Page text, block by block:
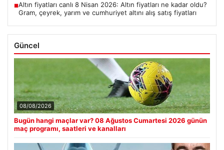
■Altın fiyatları canlı 8 Nisan 2026: Altın fiyatları ne kadar oldu?
Gram, çeyrek, yarım ve cumhuriyet altını alış satış fiyatları
Güncel
08/08/2026
Bugün hangi maçlar var? 08 Ağustos Cumartesi 2026 günün
maç programı, saatleri ve kanalları